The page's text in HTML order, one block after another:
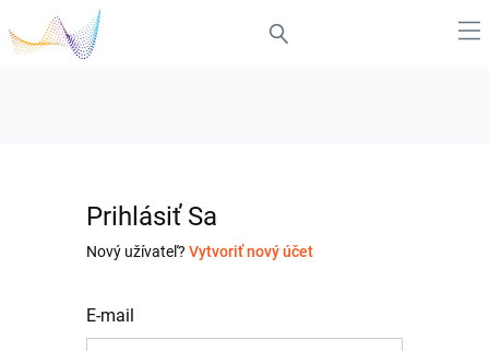
Prihlásiť Sa
Nový užívateľ? Vytvoriť nový účet
E-mail